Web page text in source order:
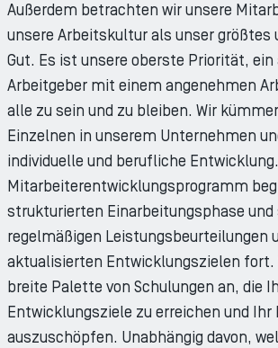
Außerdem betrachten wir unsere
unsere Arbeitskultur als unser größtes
Gut. Es ist unsere oberste Priorität,
Arbeitgeber mit einem angenehmen
alle zu sein und zu bleiben. Wir
Einzelnen in unserem Unternehmen
individuelle und berufliche
Mitarbeiterentwicklungsprogramm
strukturierten Einarbeitungsphase
regelmäßigen Leistungsbeurteilungen
aktualisierten Entwicklungszielen fort.
breite Palette von Schulungen an, die
Entwicklungsziele zu erreichen und
auszuschöpfen. Unabhängig davon,